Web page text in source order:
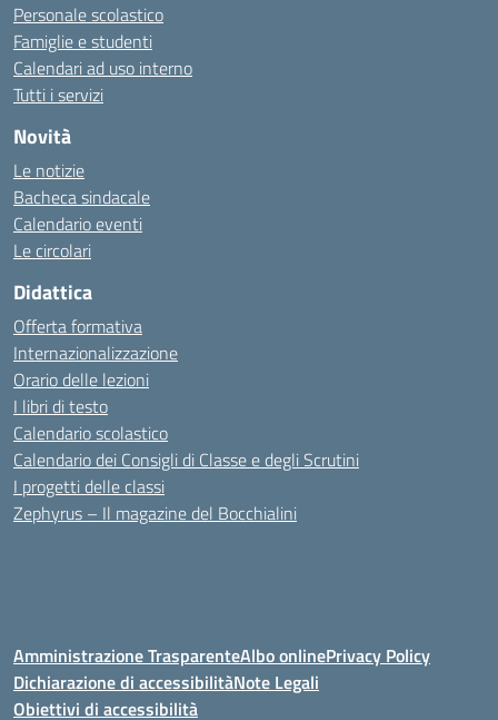
Personale scolastico
Famiglie e studenti
Calendari ad uso interno
Tutti i servizi
Novità
Le notizie
Bacheca sindacale
Calendario eventi
Le circolari
Didattica
Offerta formativa
Internazionalizzazione
Orario delle lezioni
I libri di testo
Calendario scolastico
Calendario dei Consigli di Classe e degli Scrutini
I progetti delle classi
Zephyrus – Il magazine del Bocchialini
Amministrazione TrasparenteAlbo onlinePrivacy Policy
Dichiarazione di accessibilitàNote Legali
Obiettivi di accessibilità